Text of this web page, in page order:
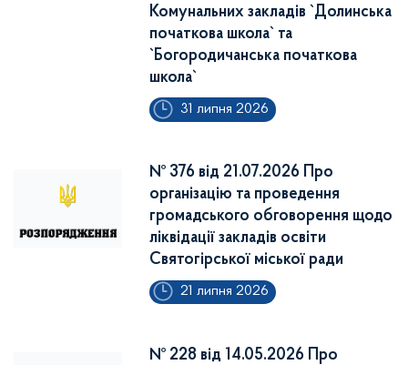
Комунальних закладів `Долинська
початкова школа` та
`Богородичанська початкова
школа`
31 липня 2026
№ 376 від 21.07.2026 Про
організацію та проведення
громадського обговорення щодо
ліквідації закладів освіти
Святогірської міської ради
21 липня 2026
№ 228 від 14.05.2026 Про